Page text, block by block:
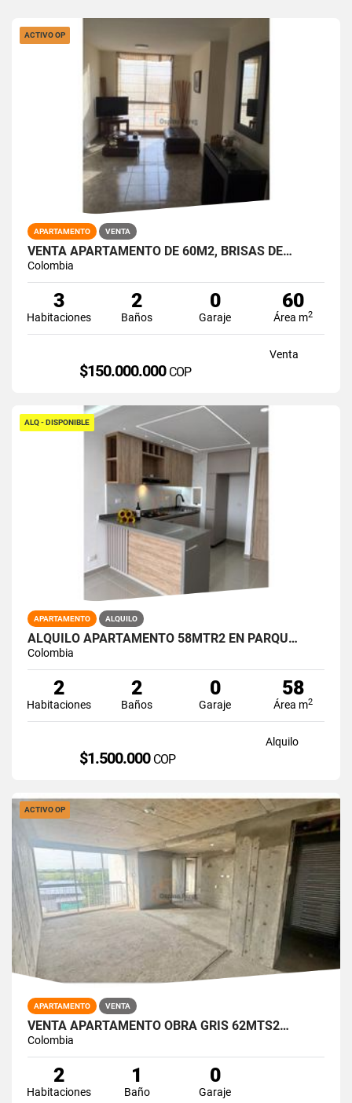
ACTIVO OP
APARTAMENTO VENTA
VENTA APARTAMENTO DE 60M2, BRISAS DE…
Colombia
3
Habitaciones
2
Baños
0
Garaje
60
Área m2
Venta
$150.000.000 COP
ALQ - DISPONIBLE
APARTAMENTO ALQUILO
ALQUILO APARTAMENTO 58MTR2 EN PARQU…
Colombia
2
Habitaciones
2
Baños
0
Garaje
58
Área m2
Alquilo
$1.500.000 COP
ACTIVO OP
APARTAMENTO VENTA
VENTA APARTAMENTO OBRA GRIS 62MTS2…
Colombia
2
Habitaciones
1
Baño
0
Garaje